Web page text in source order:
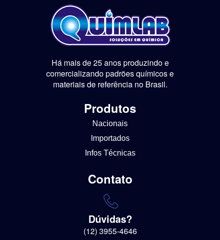
Há mais de 25 anos produzindo e
comercializando padrões químicos e
materiais de referência no Brasil.
Produtos
Nacionais
Importados
Infos Técnicas
Contato
Dúvidas?
(12) 3955-4646